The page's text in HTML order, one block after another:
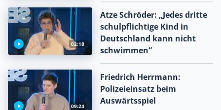
02:18
Atze Schröder: „Jedes dritte
schulpflichtige Kind in
Deutschland kann nicht
schwimmen“
09:24
Friedrich Herrmann:
Polizeieinsatz beim
Auswärtsspiel